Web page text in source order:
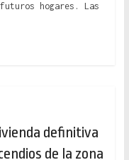
hogares. Las
definitiva
de la zona